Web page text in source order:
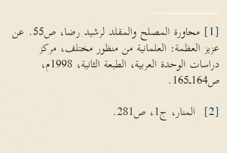
[1]
محاورة المصلح والمقلد لرشيد رضا، ص55. عن
عزيز العظمة: العلمانية من منظور مختلف، مركز
دراسات الوحدة العربية، الطبعة الثانية، 1998م،
ص164ـ165.
[2]
المنار، ج1، ص281.